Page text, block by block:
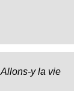
Allons-y la vie